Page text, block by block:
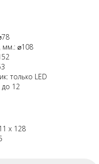
мм.: ⌀108
только LED
12
х 128